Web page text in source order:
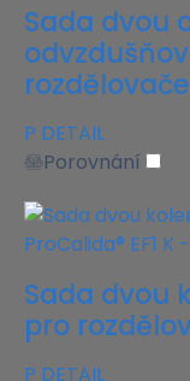
Sada dvou
rozdělovače
P DETAIL
Porovnání
Sada dvou
pro
P DETAIL